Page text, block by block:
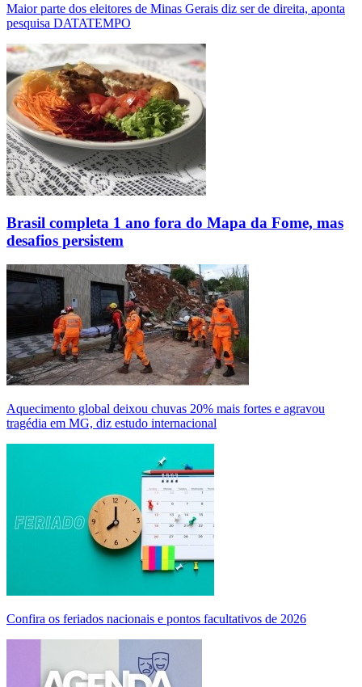
Maior parte dos eleitores de Minas Gerais diz ser de direita, aponta
pesquisa DATATEMPO
Brasil completa 1 ano fora do Mapa da Fome, mas
desafios persistem
Aquecimento global deixou chuvas 20% mais fortes e agravou
tragédia em MG, diz estudo internacional
Confira os feriados nacionais e pontos facultativos de 2026